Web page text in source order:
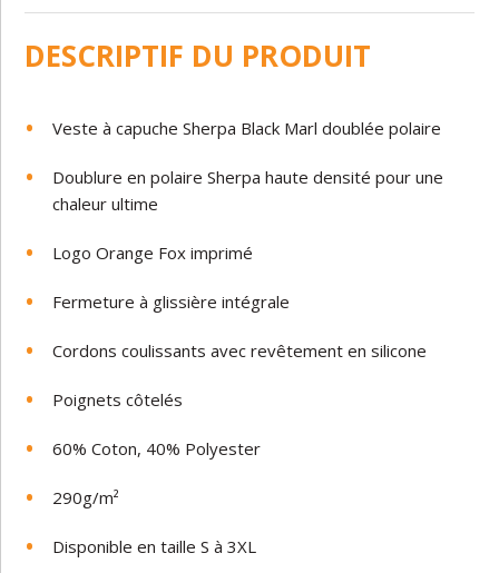
DESCRIPTIF DU PRODUIT
Veste àcapuche Sherpa Black Marl doublée polaire
Doublure en polaire Sherpa haute densitépour une
chaleur ultime
Logo Orange Fox imprimé
Fermeture à glissière intégrale
Cordons coulissants avec revêtement en silicone
Poignets côtelés
60%Coton, 40% Polyester
290g/m²
Disponible en taille S à 3XL